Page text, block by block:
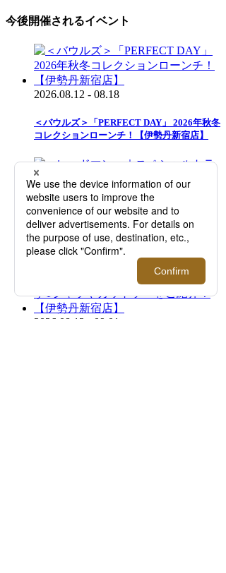
今後開催されるイベント
2026.08.12 - 08.18
＜バウルズ＞「PERFECT DAY」 2026年秋冬
コレクションローンチ！【伊勢丹新宿店】
2026.08.12 - 08.25
＜レッドマン＞｜スペシャルトランクショー
を開催【伊勢丹新宿店】
2026.08.12 - 09.01